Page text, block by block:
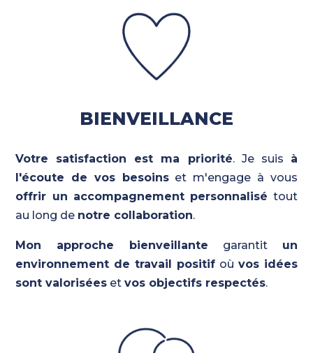
BIENVEILLANCE
Votre satisfaction est ma priorité. Je suis à
l'écoute de vos besoinset m'engage à vous
offrir un accompagnement personnalisé tout
au long de notre collaboration.
Mon approche bienveillante garantit un
environnement de travail positif où vos idées
sont valorisées etvos objectifs respectés.